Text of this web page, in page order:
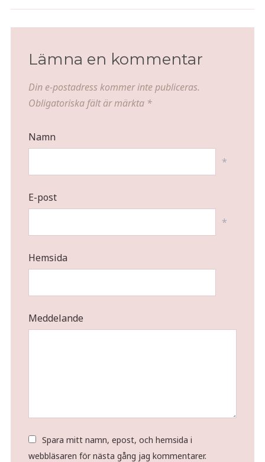
Lämna en kommentar
Din e-postadress kommer inte publiceras.
Obligatoriska fält är märkta *
Namn
*
E-post
*
Hemsida
Meddelande
Spara mitt namn, epost, och hemsida i
webbläsaren för nästa gång jag kommentarer.